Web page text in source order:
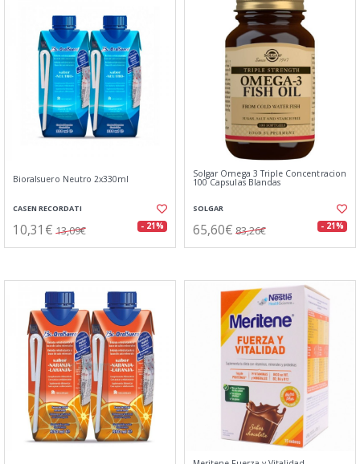
Bioralsuero Neutro 2x330ml
CASEN RECORDATI
10,31€ 13,09€ - 21%
Solgar Omega 3 Triple Concentracion
100 Capsulas Blandas
SOLGAR
65,60€ 83,26€ - 21%